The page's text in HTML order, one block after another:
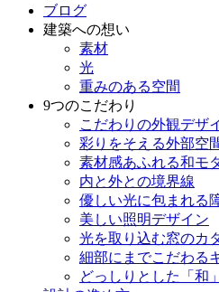
ブログ
建築への想い
素材
光
重みのある空間
9つのこだわり
こだわりの外観デザ
彩りをそえる外部空
素材感あふれる和モ
内と外との境界線
優しい光に包まれる
美しい照明デザイン
光を取り込む窓のカ
細部にまでこだわる
どっしりとした「和